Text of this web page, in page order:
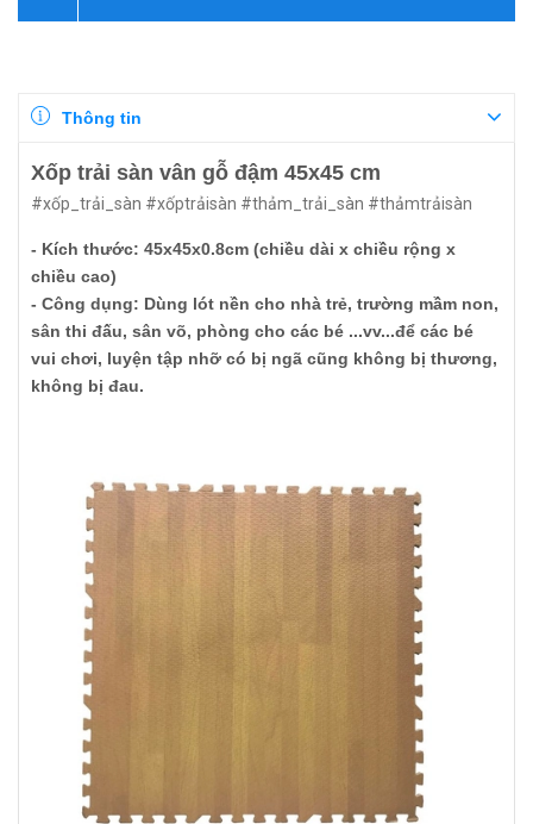
Thông tin
Xốp trải sàn vân gỗ đậm 45x45 cm
#xốp_trải_sàn #xốptrảisàn #thảm_trải_sàn #thảmtrảisàn
- Kích thước: 45x45x0.8cm (chiều dài x chiều rộng x
chiều cao)
- Công dụng: Dùng lót nền cho nhà trẻ, trường mầm non,
sân thi đấu, sân võ, phòng cho các bé ...vv...để các bé
vui chơi, luyện tập nhỡ có bị ngã cũng không bị thương,
không bị đau.